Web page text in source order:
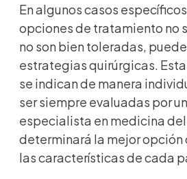
En algunos casos
opciones de tratamiento no
no son bien toleradas,
estrategias quirúrgicas.
se indican de manera
ser siempre evaluadas por
especialista en medicina
determinará la mejor opción
las características de cada